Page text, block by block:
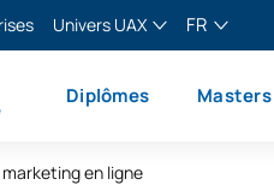
Univers UAX
FR
English
Diplômes Masters
en ligne